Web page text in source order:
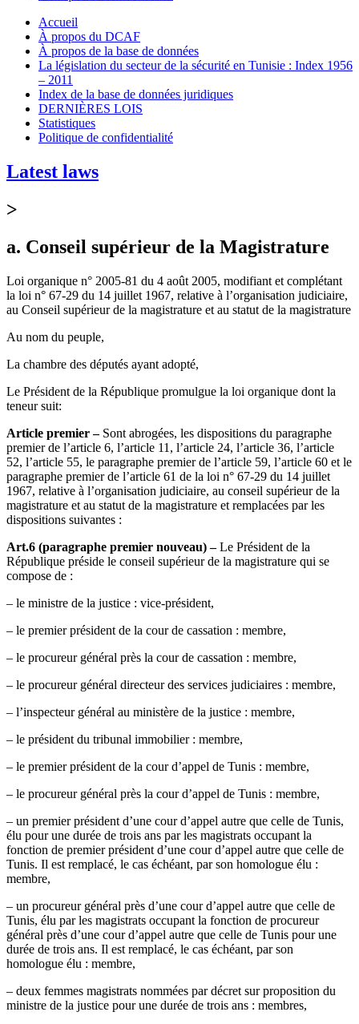
Accueil
À propos du DCAF
À propos de la base de données
La législation du secteur de la sécurité en Tunisie : Index 1956
– 2011
Index de la base de données juridiques
DERNIÈRES LOIS
Statistiques
Politique de confidentialité
Latest laws
>
a. Conseil supérieur de la Magistrature
Loi organique n° 2005-81 du 4 août 2005, modifiant et complétant
la loi n° 67-29 du 14 juillet 1967, relative à l’organisation judiciaire,
au Conseil supérieur de la magistrature et au statut de la magistrature
Au nom du peuple,
La chambre des députés ayant adopté,
Le Président de la République promulgue la loi organique dont la
teneur suit:
Article premier –Sont abrogées, les dispositions du paragraphe
premier de l’article 6, l’article 11, l’article 24, l’article 36, l’article
52, l’article 55, le paragraphe premier de l’article 59, l’article 60 et le
paragraphe premier de l’article 61 de la loi n° 67-29 du 14 juillet
1967, relative à l’organisation judiciaire, au conseil supérieur de la
magistrature et au statut de la magistrature et remplacées par les
dispositions suivantes :
Art.6 (paragraphe premier nouveau) –Le Président de la
République préside le conseil supérieur de la magistrature qui se
compose de :
– le ministre de la justice : vice-président,
– le premier président de la cour de cassation : membre,
– le procureur général près la cour de cassation : membre,
– le procureur général directeur des services judiciaires : membre,
– l’inspecteur général au ministère de la justice : membre,
– le président du tribunal immobilier : membre,
– le premier président de la cour d’appel de Tunis : membre,
– le procureur général près la cour d’appel de Tunis : membre,
– un premier président d’une cour d’appel autre que celle de Tunis,
élu pour une durée de trois ans par les magistrats occupant la
fonction de premier président d’une cour d’appel autre que celle de
Tunis. Il est remplacé, le cas échéant, par son homologue élu :
membre,
– un procureur général près d’une cour d’appel autre que celle de
Tunis, élu par les magistrats occupant la fonction de procureur
général près d’une cour d’appel autre que celle de Tunis pour une
durée de trois ans. Il est remplacé, le cas échéant, par son
homologue élu : membre,
– deux femmes magistrats nommées par décret sur proposition du
ministre de la justice pour une durée de trois ans : membres,